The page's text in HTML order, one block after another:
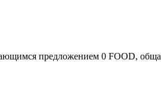
предложением 0 FOOD,